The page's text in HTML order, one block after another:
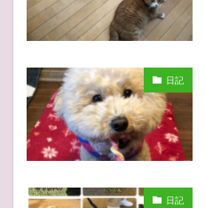
日記
日記